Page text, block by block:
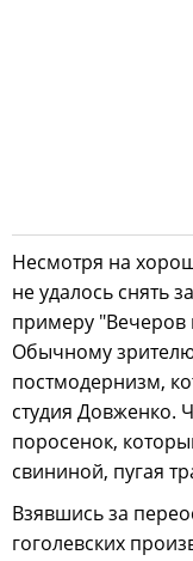
Несмотря на
не удалось снять
примеру "Вечеров
Обычному зрителю
постмодернизм,
студия Довженко.
поросенок,
свининой, пугая
Взявшись за
гоголевских